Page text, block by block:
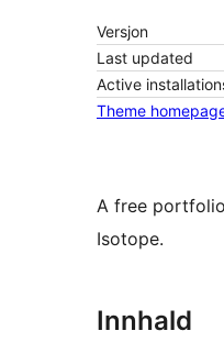
Versjon
Last updated
Active
Theme
A free
Isotope.
Innhald